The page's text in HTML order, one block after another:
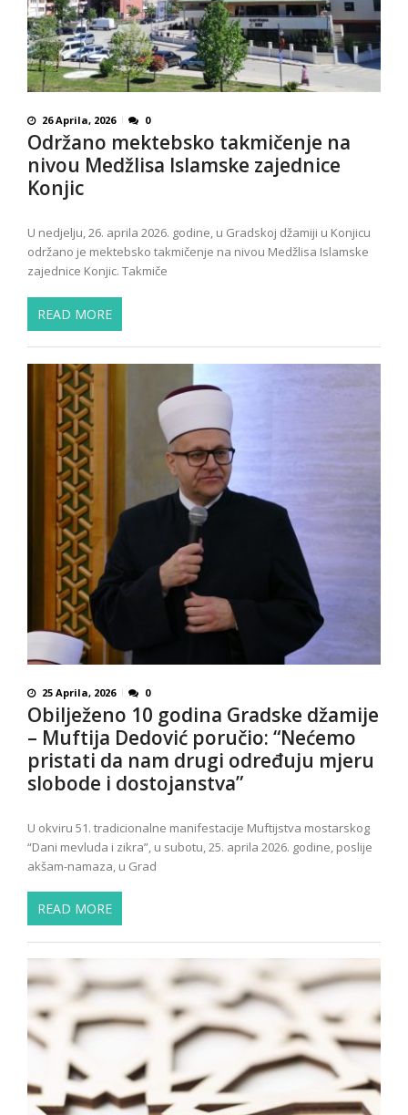
26 Aprila, 2026 0
Održano mektebsko takmičenje na
nivou Medžlisa Islamske zajednice
Konjic
U nedjelju, 26. aprila 2026. godine, u Gradskoj džamiji u Konjicu
održano je mektebsko takmičenje na nivou Medžlisa Islamske
zajednice Konjic. Takmiče
READ MORE
25 Aprila, 2026 0
Obilježeno 10 godina Gradske džamije
– Muftija Dedović poručio: “Nećemo
pristati da nam drugi određuju mjeru
slobode i dostojanstva”
U okviru 51. tradicionalne manifestacije Muftijstva mostarskog
“Dani mevluda i zikra”, u subotu, 25. aprila 2026. godine, poslije
akšam-namaza, u Grad
READ MORE